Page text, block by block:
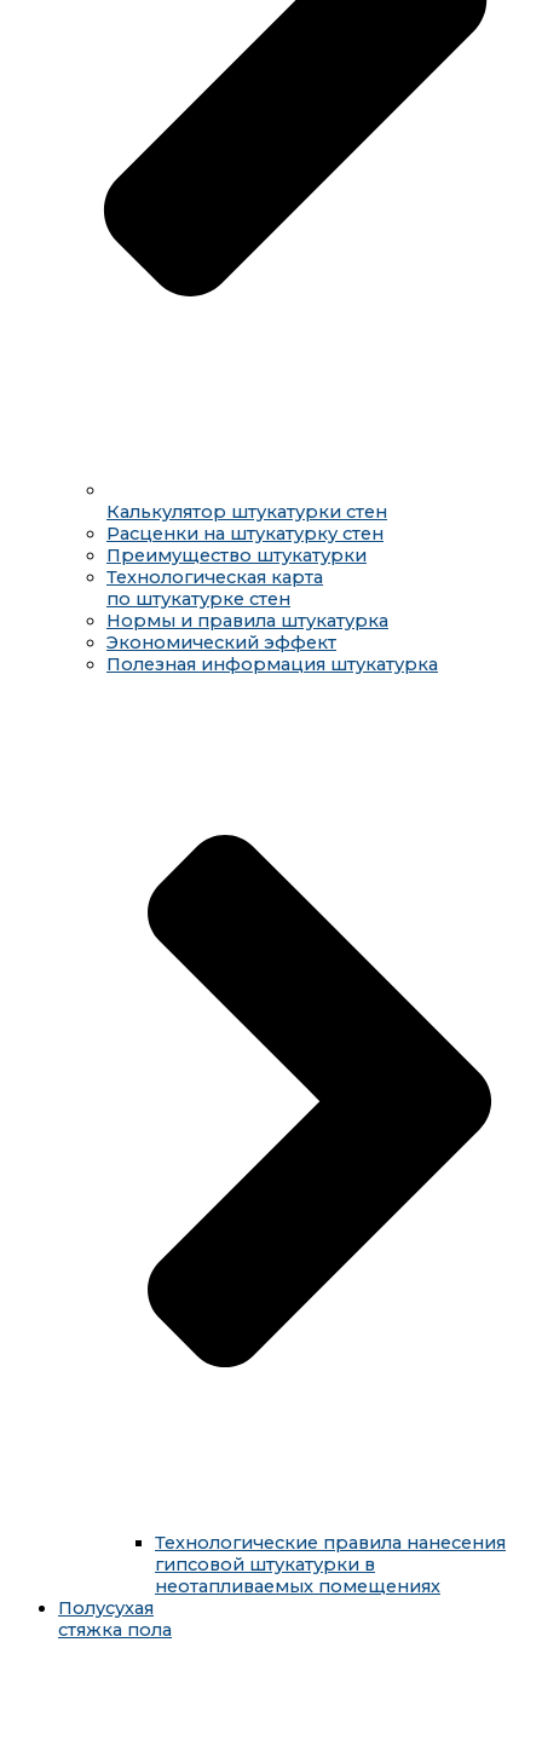
Калькулятор штукатурки стен
Расценки на штукатурку стен
Преимущество штукатурки
Технологическая карта
по штукатурке стен
Нормы и правила штукатурка
Экономический эффект
Полезная информация штукатурка
Технологические правила нанесения
гипсовой штукатурки в
неотапливаемых помещениях
Полусухая
стяжка пола